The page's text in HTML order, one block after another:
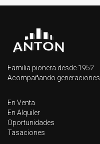
Familia pionera desde 1952.
Acompañando generaciones.
En Venta
En Alquiler
Oportunidades
Tasaciones